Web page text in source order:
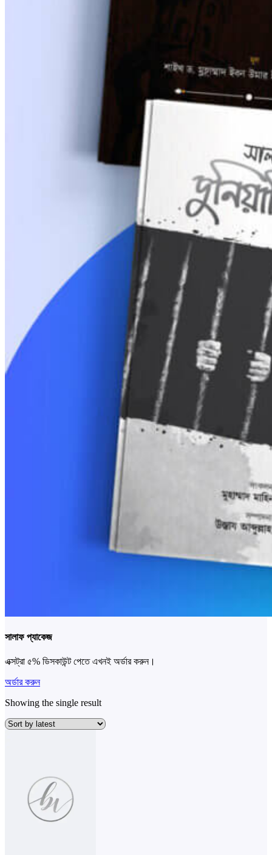
সালাফ প্যাকেজ
এক্সট্রা ৫% ডিসকাউন্ট পেতে এখনই অর্ডার করুন।
অর্ডার করুন
Showing the single result